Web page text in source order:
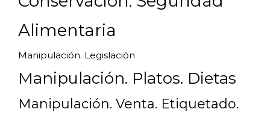
Alimentaria
Manipulación. Legislación
Manipulación. Platos. Dietas
Manipulación. Venta. Etiquetado.